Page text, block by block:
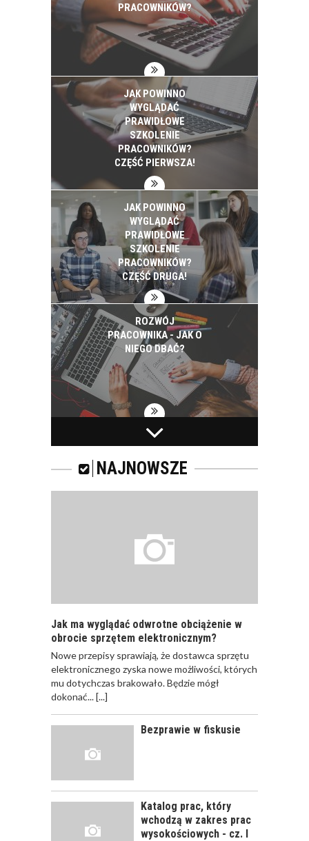
PRACOWNIKÓW?
JAK POWINNO
WYGLĄDAĆ
PRAWIDŁOWE
SZKOLENIE
PRACOWNIKÓW?
CZĘŚĆ PIERWSZA!
JAK POWINNO
WYGLĄDAĆ
PRAWIDŁOWE
SZKOLENIE
PRACOWNIKÓW?
CZĘŚĆ DRUGA!
ROZWÓJ
PRACOWNIKA - JAK O
NIEGO DBAĆ?
PRACOWNICY -
CZEMU WARTO ICH
SZKOLIĆ?
JAKIE SĄ RODZAJE
SZKOLEŃ DLA
JAK POWINNO
WYGLĄDAĆ
PRAWIDŁOWE
PRACOWNIKÓW?
CZĘŚĆ PIERWSZA!
WYGLĄDAĆ
PRAWIDŁOWE
SZKOLENIE
PRACOWNIKÓW?
NAJNOWSZE
Jak ma wyglądać odwrotne obciążenie w
obrocie sprzętem elektronicznym?
Nowe przepisy sprawiają, że dostawca sprzętu
elektronicznego zyska nowe możliwości, których
mu dotychczas brakowało. Będzie mógł
dokonać...[...]
Bezprawie w fiskusie
Katalog prac, który
wchodzą w zakres prac
wysokościowych - cz. I